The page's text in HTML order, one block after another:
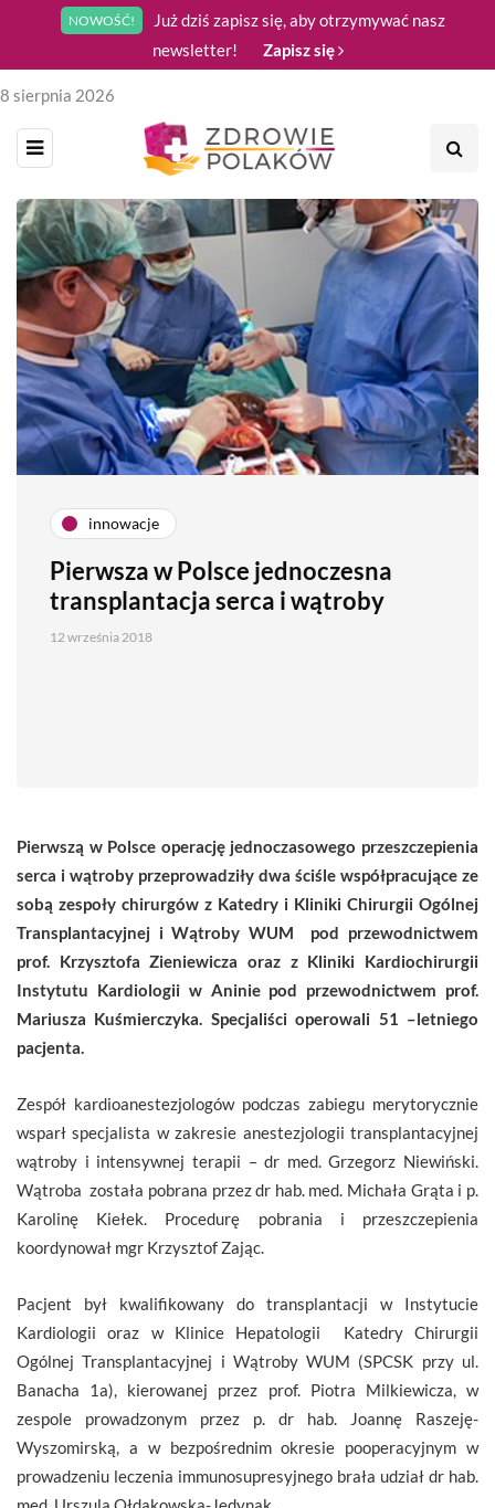
NOWOŚĆ!
Już dziś zapisz się, aby otrzymywać nasz
newsletter!
Zapisz się
8 sierpnia 2026
innowacje
Pierwsza w Polsce jednoczesna
transplantacja serca i wątroby
12 września 2018
Pierwszą w Polsce operację jednoczasowego przeszczepienia
serca i wątroby przeprowadziły dwa ściśle współpracujące ze
sobą zespoły chirurgów z Katedry i Kliniki Chirurgii Ogólnej
Transplantacyjnej i Wątroby WUM pod przewodnictwem
prof. Krzysztofa Zieniewicza oraz z Kliniki Kardiochirurgii
Instytutu Kardiologii w Aninie pod przewodnictwem prof.
Mariusza Kuśmierczyka. Specjaliści operowali 51 –letniego
pacjenta.
Zespół kardioanestezjologów podczas zabiegu merytorycznie
wsparł specjalista w zakresie anestezjologii transplantacyjnej
wątroby i intensywnej terapii – dr med. Grzegorz Niewiński.
Wątroba została pobrana przez dr hab. med. Michała Grąta i p.
Karolinę Kiełek. Procedurę pobrania i przeszczepienia
koordynował mgr Krzysztof Zając.
Pacjent był kwalifikowany do transplantacji w Instytucie
Kardiologii oraz w Klinice Hepatologii Katedry Chirurgii
Ogólnej Transplantacyjnej i Wątroby WUM (SPCSK przy ul.
Banacha 1a), kierowanej przez prof. Piotra Milkiewicza, w
zespole prowadzonym przez p. dr hab. Joannę Raszeję-
Wyszomirską, a w bezpośrednim okresie pooperacyjnym w
prowadzeniu leczenia immunosupresyjnego brała udział dr hab.